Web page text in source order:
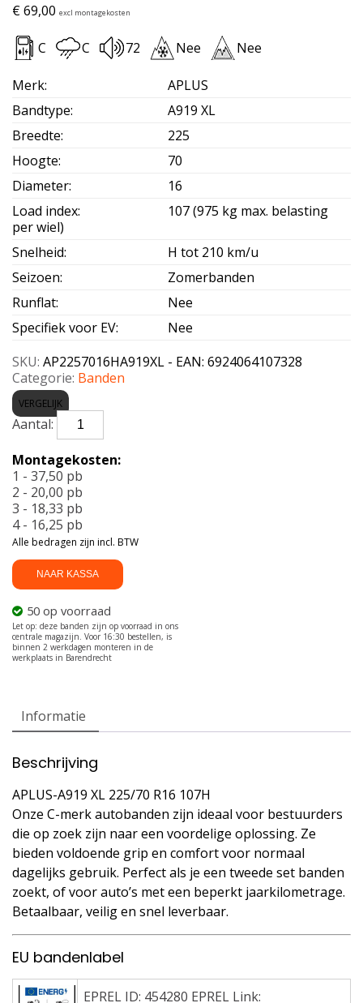
€69,00 excl montagekosten
C C 72 Nee Nee
Merk:
APLUS
Bandtype:
A919 XL
Breedte:
225
Hoogte:
70
Diameter:
16
Load index:
107 (975 kg max. belasting
per wiel)
Snelheid:
H tot 210 km/u
Seizoen:
Zomerbanden
Runflat:
Nee
Specifiek voor EV:
Nee
SKU: AP2257016HA919XL - EAN: 6924064107328
Categorie: Banden
VERGELIJK
APLUS-
A919
225/70
R16
107H
aantal
NAAR KASSA
50 op voorraad
Montagekosten:
1 - 37,50 pb
2 - 20,00 pb
3 - 18,33 pb
4 - 16,25 pb
Alle bedragen zijn incl. BTW
Informatie
Beschrijving
APLUS-A919 XL 225/70 R16 107H
Onze C-merk autobanden zijn ideaal voor bestuurders
die op zoek zijn naar een voordelige oplossing. Ze
bieden voldoende grip en comfort voor normaal
dagelijks gebruik. Perfect als je een tweede set banden
zoekt, of voor auto’s met een beperkt jaarkilometrage.
Betaalbaar, veilig en snel leverbaar.
EU bandenlabel
EPREL ID: 454280 EPREL Link: